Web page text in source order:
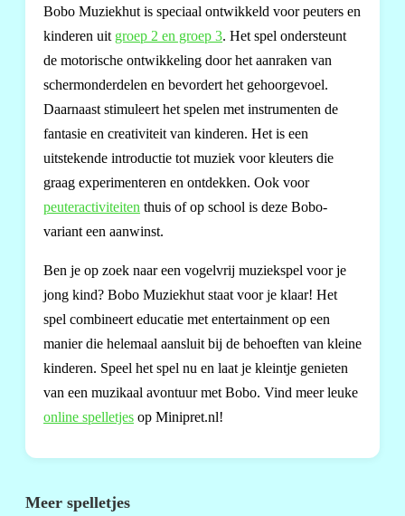
Bobo Muziekhut is speciaal ontwikkeld voor peuters en
kinderen uit groep 2 en groep 3. Het spel ondersteunt
de motorische ontwikkeling door het aanraken van
schermonderdelen en bevordert het gehoorgevoel.
Daarnaast stimuleert het spelen met instrumenten de
fantasie en creativiteit van kinderen. Het is een
uitstekende introductie tot muziek voor kleuters die
graag experimenteren en ontdekken. Ook voor
peuteractiviteiten thuis of op school is deze Bobo-
variant een aanwinst.
Ben je op zoek naar een vogelvrij muziekspel voor je
jong kind? Bobo Muziekhut staat voor je klaar! Het
spel combineert educatie met entertainment op een
manier die helemaal aansluit bij de behoeften van kleine
kinderen. Speel het spel nu en laat je kleintje genieten
van een muzikaal avontuur met Bobo. Vind meer leuke
online spelletjes op Minipret.nl!
Meer spelletjes